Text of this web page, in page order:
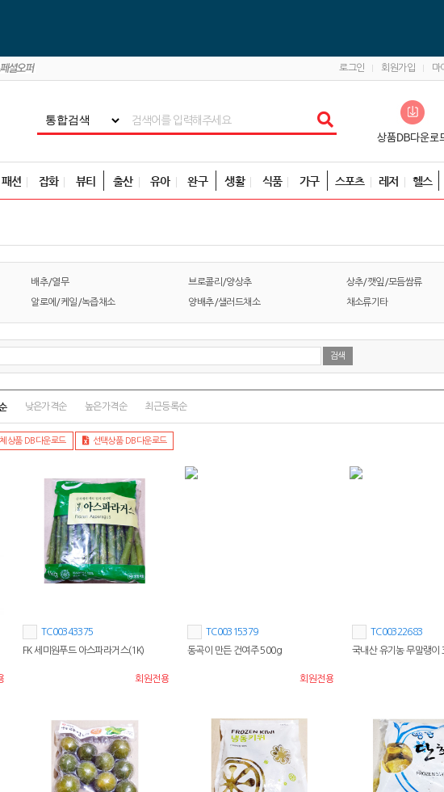
로그인 회원가입 마
패션 잡화 뷰티 출산 유아 완구 생활 식품 가구 스포츠 레저 헬스
배추/열무 브로콜리/양상추 상추/깻잎/모듬쌈류
알로에/케일/녹즙채소 양배추/샐러드채소 채소류기타
낮은가격순 높은가격순 최근등록순
상품 DB다운로드 선택상품 DB다운로드
TC00343375
FK 세미원푸드 아스파라거스(1K)
회원전용
TC00315379
동곡이 만든 건여주 500g
회원전용
TC00322683
국내산 유기농 무말랭이